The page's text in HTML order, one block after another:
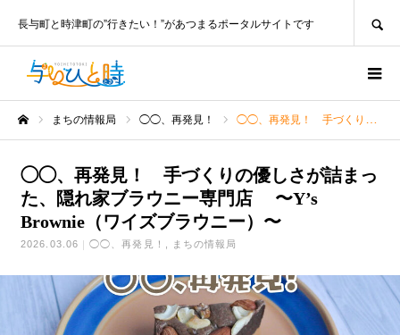
長与町と時津町の”行きたい！”があつまるポータルサイトです
まちの情報局 ◯◯、再発見！ ◯◯、再発見！ 手づくりの優しさが詰まった、隠れ家ブラウニー専門店 〜Y’s Brownie（ワイズブラウニー）〜
◯◯、再発見！ 手づくりの優しさが詰まっ
た、隠れ家ブラウニー専門店 〜Y’s
Brownie（ワイズブラウニー）〜
2026.03.06 ◯◯、再発見！ まちの情報局